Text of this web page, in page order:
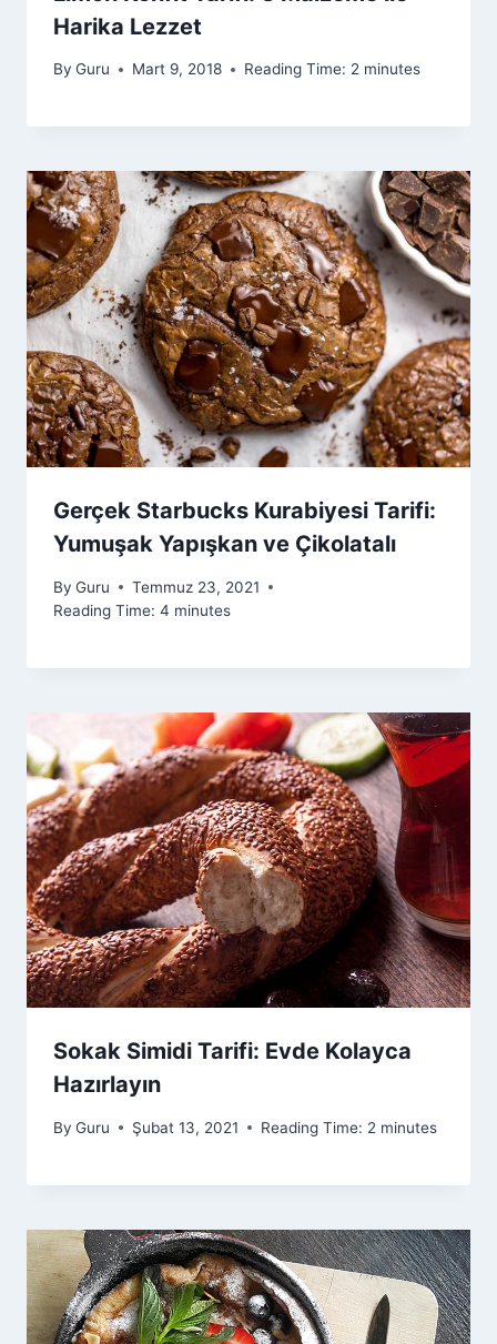
Harika Lezzet
By Guru Mart 9, 2018 Reading Time: 2 minutes
Gerçek Starbucks Kurabiyesi Tarifi:
Yumuşak Yapışkan ve Çikolatalı
By Guru
Temmuz 23, 2021
Reading Time: 4 minutes
Sokak Simidi Tarifi: Evde Kolayca
Hazırlayın
By Guru Şubat 13, 2021 Reading Time: 2 minutes